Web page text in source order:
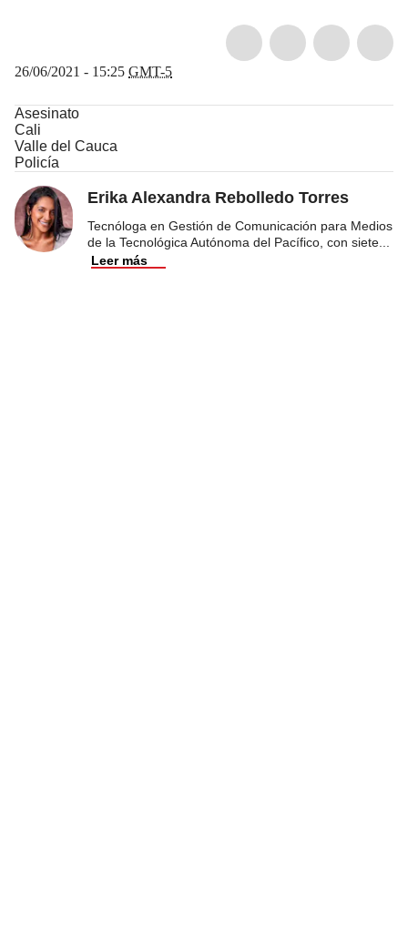
26/06/2021 - 15:25 GMT-5
Asesinato
Cali
Valle del Cauca
Policía
Erika Alexandra Rebolledo Torres
Tecnóloga en Gestión de Comunicación para Medios
de la Tecnológica Autónoma del Pacífico, con siete
Leer más